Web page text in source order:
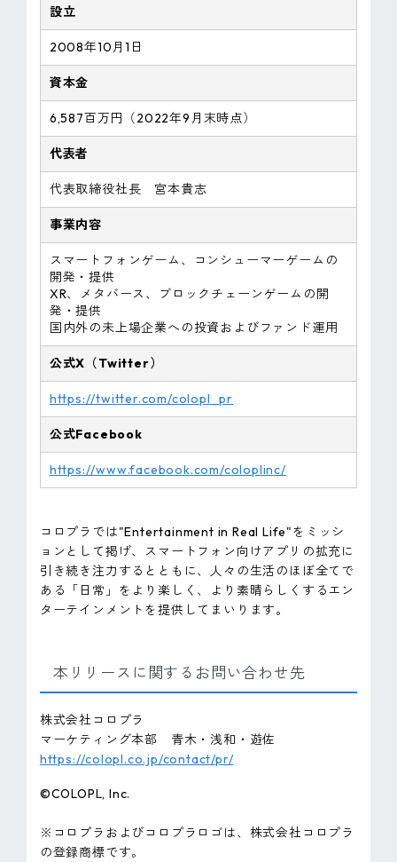
設立
2008年10月1日
資本金
6,587百万円（2022年9月末時点）
代表者
代表取締役社長 宮本貴志
事業内容
スマートフォンゲーム、コンシューマーゲームの
開発・提供
XR、メタバース、ブロックチェーンゲームの開
発・提供
国内外の未上場企業への投資およびファンド運用
公式X（Twitter）
https://twitter.com/colopl_pr
公式Facebook
https://www.facebook.com/coloplinc/
コロプラでは"Entertainment in Real Life"をミッシ
ョンとして掲げ、スマートフォン向けアプリの拡充に
引き続き注力するとともに、人々の生活のほぼ全てで
ある「日常」をより楽しく、より素晴らしくするエン
ターテインメントを提供してまいります。
本リリースに関するお問い合わせ先
株式会社コロプラ
マーケティング本部 青木・浅和・遊佐
https://colopl.co.jp/contact/pr/
©COLOPL, lnc.
※コロプラおよびコロプラロゴは、株式会社コロプラ
の登録商標です。